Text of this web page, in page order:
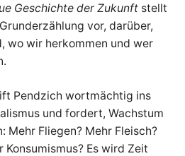
Geschichte der Zukunft stellt
vor, darüber,
wo wir herkommen und wer
Pendzich wortmächtig ins
und fordert, Wachstum
Mehr Fliegen? Mehr Fleisch?
Konsumismus? Es wird Zeit